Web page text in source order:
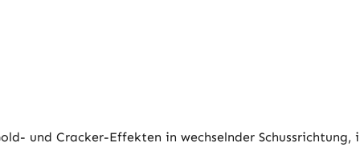
und Cracker-Effekten in wechselnder